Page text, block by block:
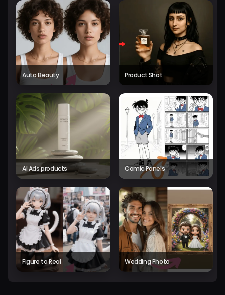
Auto Beauty Product Shot
AI Ads products Comic Panels
Figure to Real Wedding Photo